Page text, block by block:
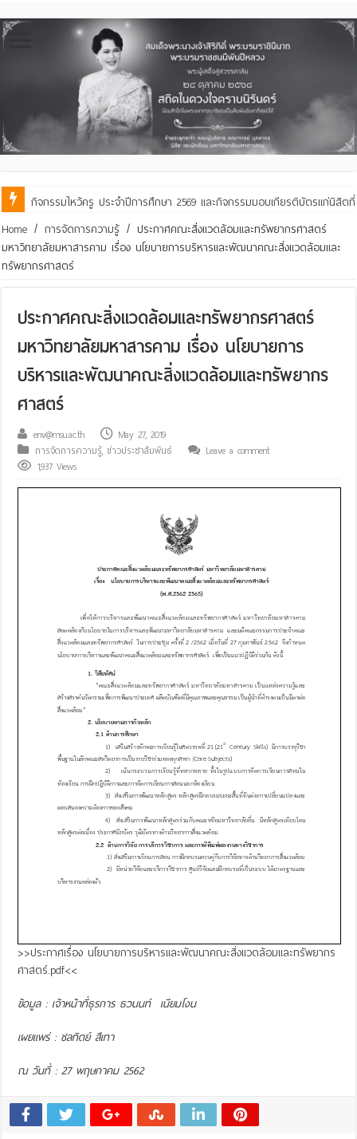
กิจกรรมไหว้ครู ประจำปีการศึกษา 2569 และกิจกรรมมอบเกียรติบัตรแก่นิสิ
คณะสิ่งแวดล้อมฯ มมส ร่วมสืบสานประเพณีฮีตเดือน ๘ ถวายเทียนพรรษา ๒
Home / การจัดการความรู้ / ประกาศคณะสิ่งแวดล้อมและทรัพยากรศาสตร์
มหาวิทยาลัยมหาสารคาม เรื่อง นโยบายการบริหารและพัฒนาคณะสิ่งแวดล้อมและ
ทรัพยากรศาสตร์
ประกาศคณะสิ่งแวดล้อมและทรัพยากรศาสตร์
มหาวิทยาลัยมหาสารคาม เรื่อง นโยบายการ
บริหารและพัฒนาคณะสิ่งแวดล้อมและทรัพยากร
ศาสตร์
env@msu.ac.th
May 27, 2019
การจัดการความรู้,ข่าวประชาสัมพันธ์
Leave a comment
1,937 Views
>>ประกาศเรื่อง นโยบายการบริหารและพัฒนาคณะสิ่งแวดล้อมและทรัพยากร
ศาสตร์.pdf<<
ข้อมูล : เจ้าหน้าที่ธุรการ ธวนนท์ เนียมโงน
เผยแพร่ : ชลทิตย์ สีเทา
ณ วันที่ : 27 พฤษภาคม 2562